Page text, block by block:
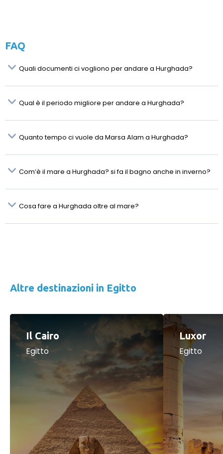
FAQ
Quali documenti ci vogliono per andare a Hurghada?
Qual è il periodo migliore per andare a Hurghada?
Quanto tempo ci vuole da Marsa Alam a Hurghada?
Com’è il mare a Hurghada? si fa il bagno anche in inverno?
Cosa fare a Hurghada oltre al mare?
Altre destinazioni in Egitto
Il Cairo
Egitto
Luxor
Egitto